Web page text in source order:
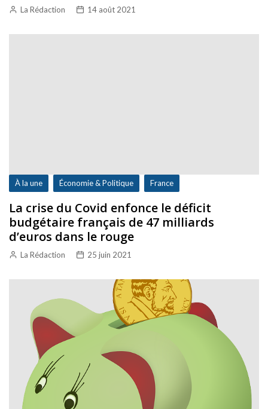
La Rédaction 14 août 2021
À la une Économie & Politique France
La crise du Covid enfonce le déficit
budgétaire français de 47 milliards
d’euros dans le rouge
La Rédaction 25 juin 2021